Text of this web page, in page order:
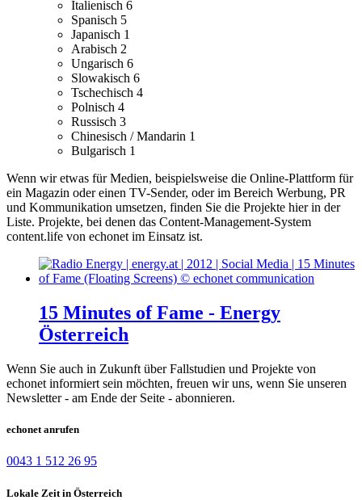
Italienisch 6
Spanisch 5
Japanisch 1
Arabisch 2
Ungarisch 6
Slowakisch 6
Tschechisch 4
Polnisch 4
Russisch 3
Chinesisch / Mandarin 1
Bulgarisch 1
Wenn wir etwas für Medien, beispielsweise die Online-Plattform für
ein Magazin oder einen TV-Sender, oder im Bereich Werbung, PR
und Kommunikation umsetzen, finden Sie die Projekte hier in der
Liste. Projekte, bei denen das Content-Management-System
content.life von echonet im Einsatz ist.
15 Minutes of Fame - Energy
Österreich
Wenn Sie auch in Zukunft über Fallstudien und Projekte von
echonet informiert sein möchten, freuen wir uns, wenn Sie unseren
Newsletter - am Ende der Seite - abonnieren.
echonet anrufen
0043 1 512 26 95
Lokale Zeit in Österreich